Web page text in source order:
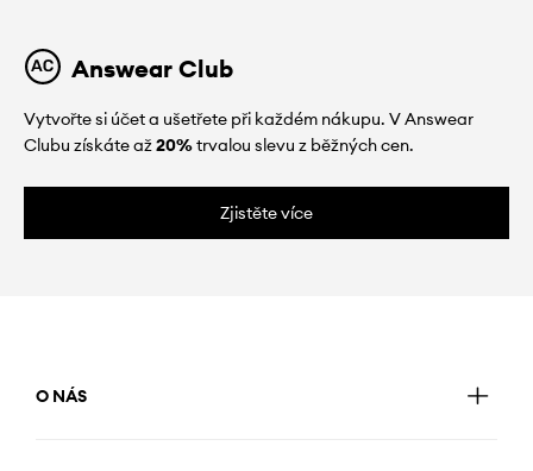
Answear Club
Vytvořte si účet a ušetřete při každém nákupu. V Answear
Clubu získáte až20%trvalou slevu z běžných cen.
Zjistěte více
O NÁS